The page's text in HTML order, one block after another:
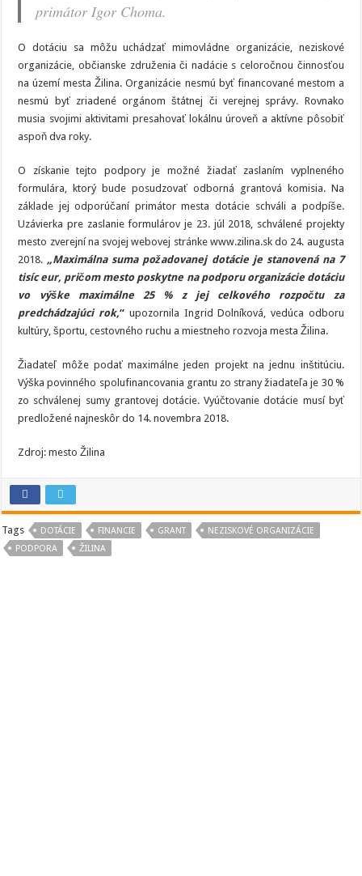
primátor Igor Choma.
O dotáciu sa môžu uchádzať mimovládne organizácie, neziskové
organizácie, občianske združenia či nadácie s celoročnou činnosťou
na území mesta Žilina. Organizácie nesmú byť financované mestom a
nesmú byť zriadené orgánom štátnej či verejnej správy. Rovnako
musia svojimi aktivitami presahovať lokálnu úroveň a aktívne pôsobiť
aspoň dva roky.
O získanie tejto podpory je možné žiadať zaslaním vyplneného
formulára, ktorý bude posudzovať odborná grantová komisia. Na
základe jej odporúčaní primátor mesta dotácie schváli a podpíše.
Uzávierka pre zaslanie formulárov je 23. júl 2018, schválené projekty
mesto zverejní na svojej webovej stránke www.zilina.sk do 24. augusta
2018. „Maximálna suma požadovanej dotácie je stanovená na 7
tisíc eur, pričom mesto poskytne na podporu organizácie dotáciu
vo výške maximálne 25 % z jej celkového rozpočtu za
predchádzajúci rok,“ upozornila Ingrid Dolníková, vedúca odboru
kultúry, športu, cestovného ruchu a miestneho rozvoja mesta Žilina.
Žiadateľ môže podať maximálne jeden projekt na jednu inštitúciu.
Výška povinného spolufinancovania grantu zo strany žiadateľa je 30 %
zo schválenej sumy grantovej dotácie. Vyúčtovanie dotácie musí byť
predložené najneskôr do 14. novembra 2018.
Zdroj: mesto Žilina
Tags DOTÁCIE FINANCIE GRANT
NEZISKOVÉ ORGANIZÁCIE
PODPORA
ŽILINA